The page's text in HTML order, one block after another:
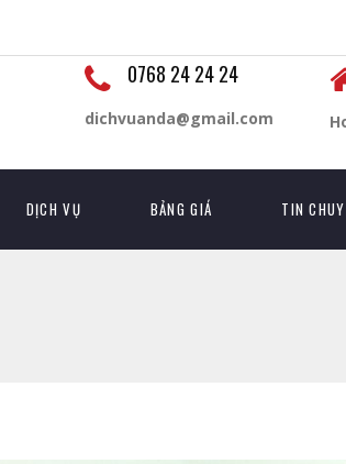
0768 24 24 24
dichvuanda@gmail.com
DỊCH VỤ BẢNG GIÁ TIN